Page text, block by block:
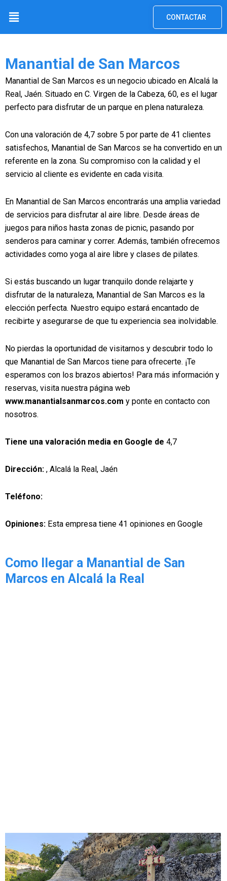
contenido
Menú CONTACTAR
Manantial de San Marcos
Manantial de San Marcos es un negocio ubicado en Alcalá la
Real, Jaén. Situado en C. Virgen de la Cabeza, 60, es el lugar
perfecto para disfrutar de un parque en plena naturaleza.
Con una valoración de 4,7 sobre 5 por parte de 41 clientes
satisfechos, Manantial de San Marcos se ha convertido en un
referente en la zona. Su compromiso con la calidad y el
servicio al cliente es evidente en cada visita.
En Manantial de San Marcos encontrarás una amplia variedad
de servicios para disfrutar al aire libre. Desde áreas de
juegos para niños hasta zonas de picnic, pasando por
senderos para caminar y correr. Además, también ofrecemos
actividades como yoga al aire libre y clases de pilates.
Si estás buscando un lugar tranquilo donde relajarte y
disfrutar de la naturaleza, Manantial de San Marcos es la
elección perfecta. Nuestro equipo estará encantado de
recibirte y asegurarse de que tu experiencia sea inolvidable.
No pierdas la oportunidad de visitarnos y descubrir todo lo
que Manantial de San Marcos tiene para ofrecerte. ¡Te
esperamos con los brazos abiertos! Para más información y
reservas, visita nuestra página web
www.manantialsanmarcos.com y ponte en contacto con
nosotros.
Tiene una valoración media en Google de 4,7
Dirección: , Alcalá la Real, Jaén
Teléfono:
Opiniones: Esta empresa tiene 41 opiniones en Google
Como llegar a Manantial de San
Marcos en Alcalá la Real